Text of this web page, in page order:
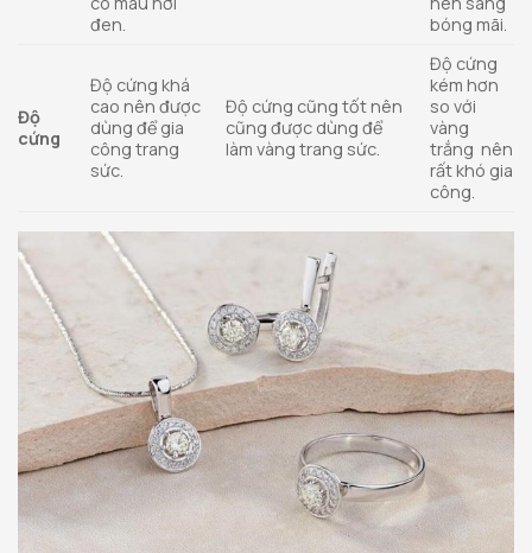
đen.
bóng mãi.
Độ
cứng
Độ cứng khá
cao nên được
dùng để gia
công trang
sức.
Độ cứng cũng tốt nên
cũng được dùng để
làm vàng trang sức.
Độ cứng
kém hơn
so với
vàng
trắng nên
rất khó gia
công.